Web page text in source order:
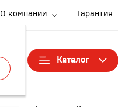
О компании Гарантия
Каталог